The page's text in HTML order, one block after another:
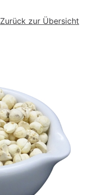
Zurück zur Übersicht